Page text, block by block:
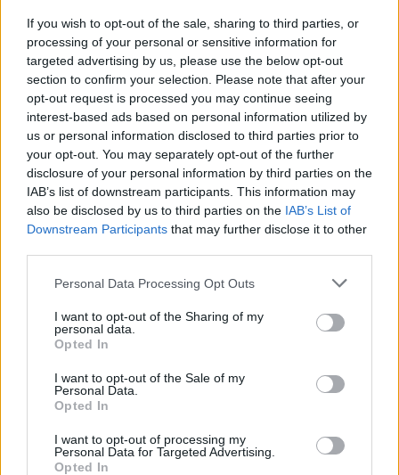
If you wish to opt-out of the sale, sharing to third parties, or
processing of your personal or sensitive information for
targeted advertising by us, please use the below opt-out
section to confirm your selection. Please note that after your
opt-out request is processed you may continue seeing
interest-based ads based on personal information utilized by
us or personal information disclosed to third parties prior to
your opt-out. You may separately opt-out of the further
disclosure of your personal information by third parties on the
IAB’s list of downstream participants. This information may
also be disclosed by us to third parties on the IAB’s List of
Downstream Participants that may further disclose it to other
Personal Data Processing Opt Outs
I want to opt-out of the Sharing of my
personal data.
Opted In
I want to opt-out of the Sale of my
Personal Data.
Opted In
I want to opt-out of processing my
Personal Data for Targeted Advertising.
Opted In
ALTRE NOTIZIE DI LEGNANO
Il Legnano chiude la prima
settimana del raduno con il test
contro la Chiavazzese